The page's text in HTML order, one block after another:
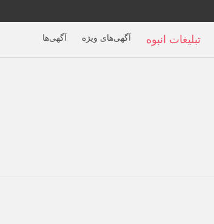
تبلیغات انبوه آگهی‌های ویژه آگهی‌ها